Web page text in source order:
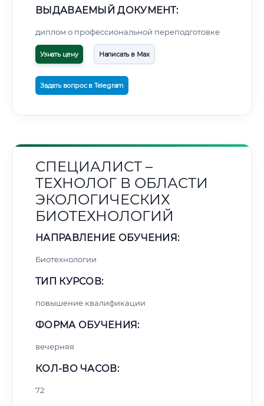
ВЫДАВАЕМЫЙ ДОКУМЕНТ:
диплом о профессиональной переподготовке
Узнать цену Написать в Max
Задать вопрос в Telegram
СПЕЦИАЛИСТ –
ТЕХНОЛОГ В ОБЛАСТИ
ЭКОЛОГИЧЕСКИХ
БИОТЕХНОЛОГИЙ
НАПРАВЛЕНИЕ ОБУЧЕНИЯ:
Биотехнологии
ТИП КУРСОВ:
повышение квалификации
ФОРМА ОБУЧЕНИЯ:
вечерняя
КОЛ-ВО ЧАСОВ:
72